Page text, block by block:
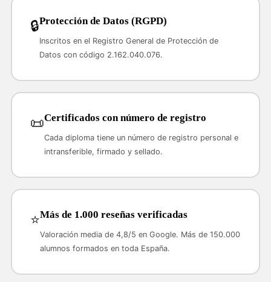
🔒Protección de Datos (RGPD)
Inscritos en el Registro General de Protección de
Datos con código 2.162.040.076.
📜Certificados con número de registro
Cada diploma tiene un número de registro personal e
intransferible, firmado y sellado.
⭐Más de 1.000 reseñas verificadas
Valoración media de 4,8/5 en Google. Más de 150.000
alumnos formados en toda España.